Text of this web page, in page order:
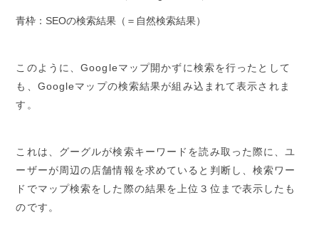
青枠：SEOの検索結果（＝自然検索結果）
このように、Googleマップ開かずに検索を行ったとして
も、Googleマップの検索結果が組み込まれて表示されま
す。
これは、グーグルが検索キーワードを読み取った際に、ユ
ーザーが周辺の店舗情報を求めていると判断し、検索ワー
ドでマップ検索をした際の結果を上位３位まで表示したも
のです。